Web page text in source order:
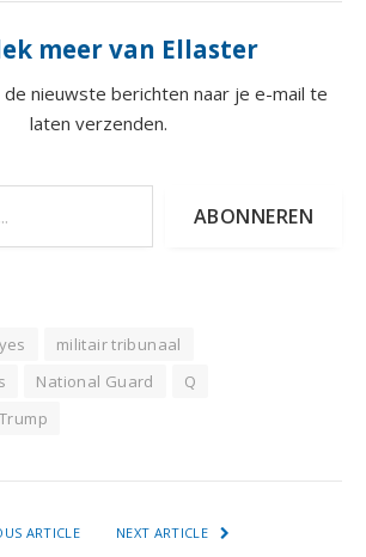
meer van Ellaster
nieuwste berichten naar je e-mail te
laten verzenden.
ABONNEREN
militair tribunaal
National Guard
Q
Trump
ARTICLE NEXT ARTICLE